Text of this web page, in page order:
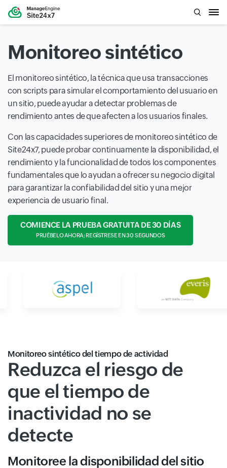
Monitoreo sintético
El monitoreo sintético, la técnica que usa transacciones
con scripts para simular el comportamiento del usuario en
un sitio, puede ayudar a detectar problemas de
rendimiento antes de que afecten a los usuarios finales.
Con las capacidades superiores de monitoreo sintético de
Site24x7, puede probar continuamente la disponibilidad, el
rendimiento y la funcionalidad de todos los componentes
fundamentales que lo ayudan a ofrecer su negocio digital
para garantizar la confiabilidad del sitio y una mejor
experiencia de usuario final.
COMIENCE LA PRUEBA GRATUITA DE 30 DÍAS
PRUÉBELO AHORA; REGÍSTRESE EN 30 SEGUNDOS
Monitoreo sintético del tiempo de actividad
Reduzca el riesgo de
que el tiempo de
inactividad no se
detecte
Monitoree la disponibilidad del sitio